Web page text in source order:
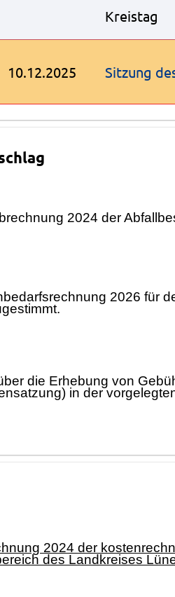
Kreistag
10.12.2025 Sitzung
2024 der
2026 für
die Erhebung von
in der
2024 der
des Landkreises